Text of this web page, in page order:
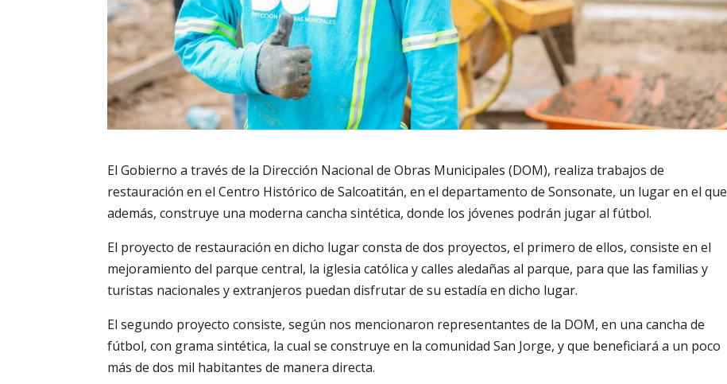
El Gobierno a través de la Dirección Nacional de Obras Municipales (DOM), realiza trabajos de
restauración en el Centro Histórico de Salcoatitán, en el departamento de Sonsonate, un lugar en el que
además, construye una moderna cancha sintética, donde los jóvenes podrán jugar al fútbol.
El proyecto de restauración en dicho lugar consta de dos proyectos, el primero de ellos, consiste en el
mejoramiento del parque central, la iglesia católica y calles aledañas al parque, para que las familias y
turistas nacionales y extranjeros puedan disfrutar de su estadía en dicho lugar.
El segundo proyecto consiste, según nos mencionaron representantes de la DOM, en una cancha de
fútbol, con grama sintética, la cual se construye en la comunidad San Jorge, y que beneficiará a un poco
más de dos mil habitantes de manera directa.